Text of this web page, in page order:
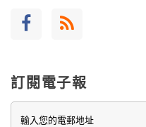
訂閱電子報